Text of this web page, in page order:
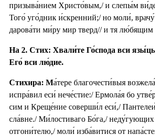
призыва́нием Христо́вым,/ и слепы́м
Того́ уго́дник и́скренний;/ но моли́,
дарова́ти ми́ру мир тверд// и тя
На 2. Стих: Хвали́те Го́спода вси
Его́ вси лю́дие.
Стихира: Ма́тере благочести́выя
испра́вил еси́ нече́стие:/ Ермола́я бо
сим и Креще́ние соверши́л еси́,/
сла́вне./ Ми́лостиваго Бо́га,/ неду́гующих
отгони́телю,/ моли́ изба́витися от